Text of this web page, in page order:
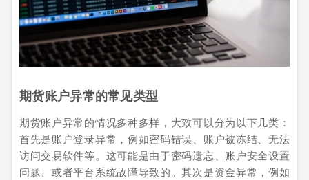
期货账户异常的常见类型
期货账户异常的情况多种多样，大致可以分为以下几类：
首先是账户登录异常，例如密码错误、账户被冻结、无法
访问交易软件等。这可能是由于密码遗忘、账户安全设置
问题、或者平台系统故障导致的。其次是资金异常，例如